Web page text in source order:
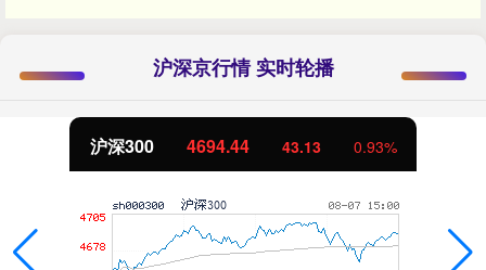
沪深京行情 实时轮播
沪深300 4694.44 43.13 0.93%